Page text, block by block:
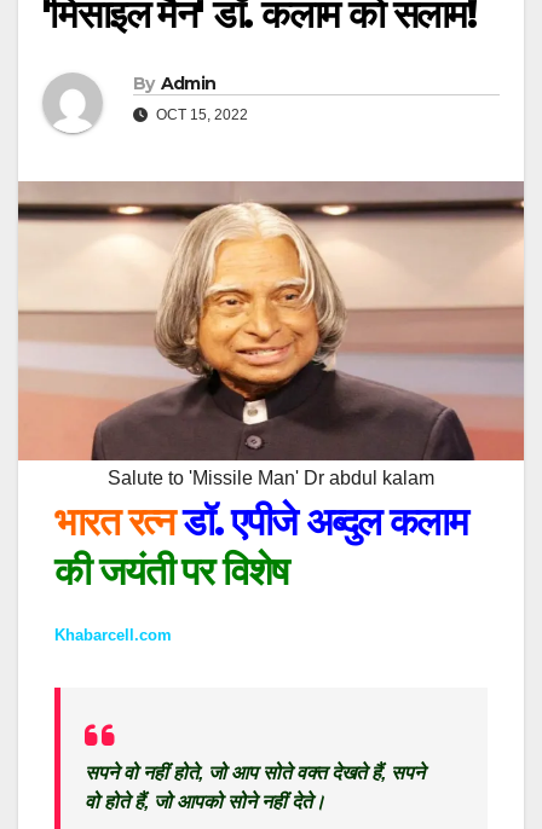
'मिसाइल मैन' डॉ. कलाम को सलाम!
By Admin
OCT 15, 2022
Salute to 'Missile Man' Dr abdul kalam
भारत रत्नडॉ. एपीजे अब्दुल कलाम
की जयंती पर विशेष
Khabarcell.com
सपने वो नहीं होते, जो आप सोते वक्त देखते हैं, सपने
वो होते हैं, जो आपको सोने नहीं देते।